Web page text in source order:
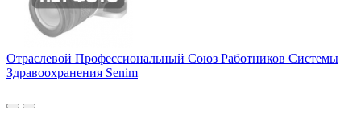
Отраслевой Профессиональный Союз Работников Системы
Здравоохранения Senim